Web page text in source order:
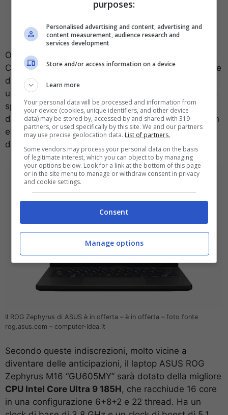
Oltre alla linea
CPU Core Ultra 7 e Core Ultra 5, ASUS ha intenzione
di lanciare il prima possibile, al netto dei suoi test,
uno dei suoi stupefacenti
, dalle
specifiche hardware di prim’ordine. Almeno così ci
dice dopo che wccftech.com ha citato i rumors di un
elenco online dai rivenditori di hardware, individuati
da Momomo_US.
Il ROG Zephyrus di ASUS è in offerta – è in offerta – foto fonte
rog.asus.com – computer-idea.it
Secondo queste indiscrezioni, molto vicine a
diventare delle anticipazioni, il laptop ASUS ROG
Zephyrus M16 “GU605MY” sarà dotato della migliore
CPU Intel Core Ultra 9 185H, che racchiude 16 core
in una configurazione 6+8+2 e 22 thread. Ha un
purposes:
Personalised advertising and content, advertising and
content measurement, audience research and
services development
Store and/or access information on a device
Learn more
Your personal data will be processed and information from
your device (cookies, unique identifiers, and other device
data) may be stored by, accessed by and shared with 319
partners, or used specifically by this site. We and our partners
may use precise geolocation data. List of partners.
Some vendors may process your personal data on the basis
of legitimate interest, which you can object to by managing
your options below. Look for a link at the bottom of this page
or in the site menu to manage or withdraw consent in privacy
and cookie settings.
Consent
Manage options